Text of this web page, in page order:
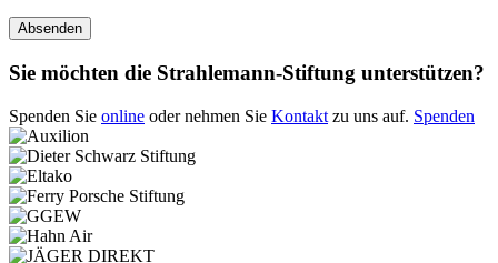
Sie möchten die Strahlemann-Stiftung unterstützen?
Spenden Sie online oder nehmen Sie Kontakt zu uns auf. Spenden